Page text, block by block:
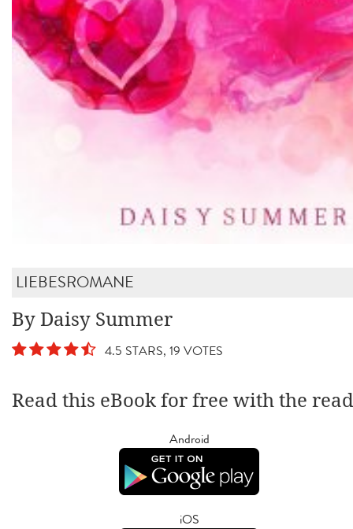
LIEBESROMANE
By Daisy Summer
4.5 STARS, 19 VOTES
Read this eBook for free with the
Android
iOS